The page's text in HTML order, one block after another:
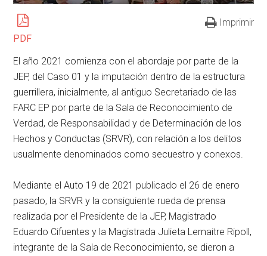
PDF
Imprimir
El año 2021 comienza con el abordaje por parte de la
JEP, del Caso 01 y la imputación dentro de la estructura
guerrillera, inicialmente, al antiguo Secretariado de las
FARC EP por parte de la Sala de Reconocimiento de
Verdad, de Responsabilidad y de Determinación de los
Hechos y Conductas (SRVR), con relación a los delitos
usualmente denominados como secuestro y conexos.
Mediante el Auto 19 de 2021 publicado el 26 de enero
pasado, la SRVR y la consiguiente rueda de prensa
realizada por el Presidente de la JEP, Magistrado
Eduardo Cifuentes y la Magistrada Julieta Lemaitre Ripoll,
integrante de la Sala de Reconocimiento, se dieron a